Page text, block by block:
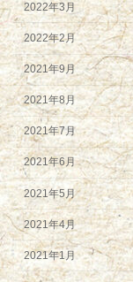
2022年3月
2022年2月
2021年9月
2021年8月
2021年7月
2021年6月
2021年5月
2021年4月
2021年1月